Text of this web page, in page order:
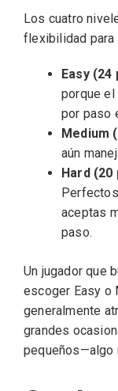
Los cuatro
flexibilidad
Easy (24
porque el
por paso
Medium
aún
Hard
aceptas
paso.
Un jugador que
escoger Easy o
generalmente
grandes
pequeños—algo